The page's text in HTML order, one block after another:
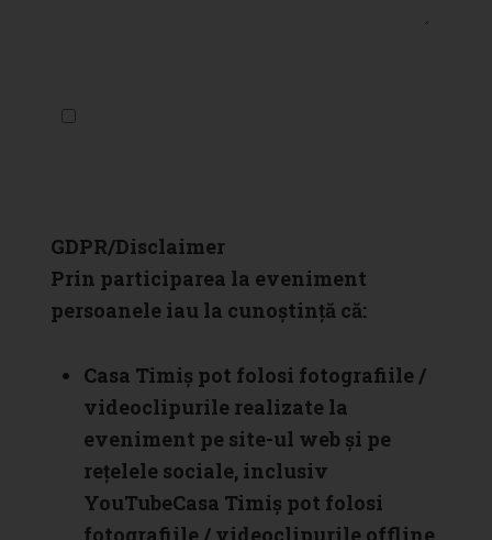
GDPR/Disclaimer
Prin participarea la eveniment
persoanele iau la cunoștință că:
Casa Timiș pot folosi fotografiile /
videoclipurile realizate la
eveniment pe site-ul web și pe
rețelele sociale, inclusiv
YouTubeCasa Timiș pot folosi
fotografiile / videoclipurile offline